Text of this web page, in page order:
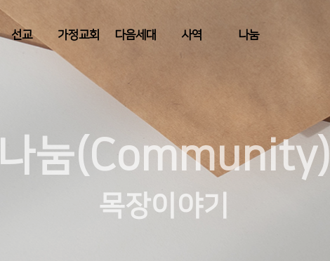
선교 가정교회 다음세대 사역 나눔
나눔(Community)
목장이야기